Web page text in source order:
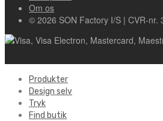
Om os
© 2026 SON Factory I/S | CVR-nr.
Produkter
Design selv
Tryk
Find butik